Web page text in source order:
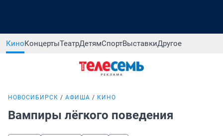
КиноКонцертыТеатрДетямСпортВыставкиДругое
НОВОСИБИРСК АФИША КИНО
Вампиры лёгкого поведения